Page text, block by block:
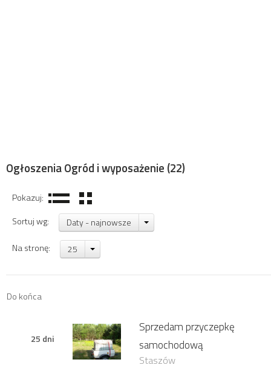
Ogłoszenia Ogród i wyposażenie (22)
Pokazuj:
Sortuj wg:
Daty - najnowsze
Na stronę: 25
Do końca
25 dni
Sprzedam przyczepkę
samochodową
Staszów